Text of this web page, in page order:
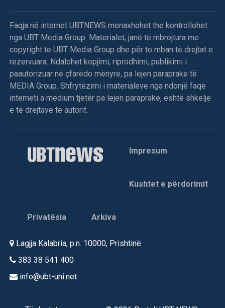
Faqja në internet UBTNEWS menaxhohet the kontrollohet
nga UBT Media Group. Materialet, janë të mbrojtura me
copyright të UBT Media Group dhe për to mban të drejtat e
rezervuara. Ndalohet kopjimi, riprodhimi, publikimi i
paautorizuar në çfarëdo mënyre, pa lejen paraprake të
MEDIA Group. Shfrytëzimi i materialeve nga ndonjë faqe
interneti a medium tjetër pa lejen paraprake, është shkelje
e të drejtave të autorit.
Impresum
Kushtet e përdorimit
Privatësia Arkiva
Lagjja Kalabria, p.n. 10000, Prishtinë
383 38 541 400
info@ubt-uni.net